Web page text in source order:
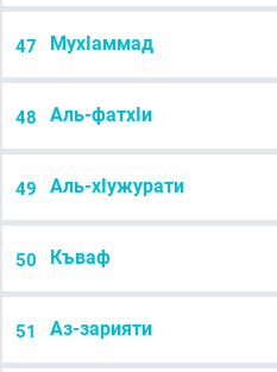
47 МухІаммад
48 Аль-фатхІи
49 Аль-хІужурати
50 Къваф
51 Аз-зарияти